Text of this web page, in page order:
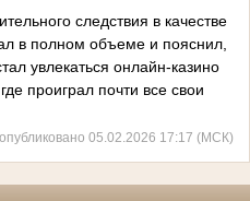
следствия в качестве
в полном объеме и пояснил,
увлекаться онлайн-казино
проиграл почти все свои
опубликовано 05.02.2026 17:17 (МСК)